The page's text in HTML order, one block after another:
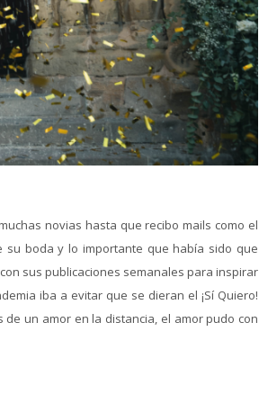
novias hasta que recibo mails como el
su boda y lo importante que había sido que
sus publicaciones semanales para inspirar
iba a evitar que se dieran el ¡Sí Quiero!
un amor en la distancia, el amor pudo con